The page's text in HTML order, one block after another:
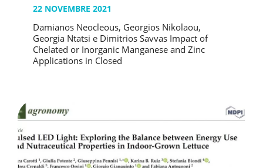
22 NOVEMBRE 2021
Damianos Neocleous, Georgios Nikolaou,
Georgia Ntatsi e Dimitrios Savvas Impact of
Chelated or Inorganic Manganese and Zinc
Applications in Closed